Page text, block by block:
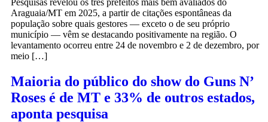
Araguaia/MT em 2025, a partir de citações espontâneas da
população sobre quais gestores — exceto o de seu próprio
município — vêm se destacando positivamente na região. O
levantamento ocorreu entre 24 de novembro e 2 de dezembro, por
meio […]
Maioria do público do show do Guns N’
Roses é de MT e 33% de outros estados,
aponta pesquisa